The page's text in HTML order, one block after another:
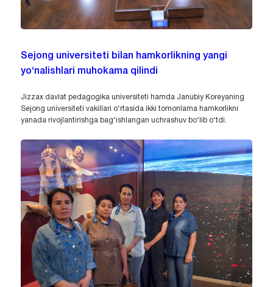
Sejong universiteti bilan hamkorlikning yangi
yo‘nalishlari muhokama qilindi
Jizzax davlat pedagogika universiteti hamda Janubiy Koreyaning
Sejong universiteti vakillari o‘rtasida ikki tomonlama hamkorlikni
yanada rivojlantirishga bag‘ishlangan uchrashuv bo‘lib o‘tdi.